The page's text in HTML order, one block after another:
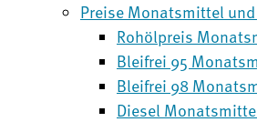
Preise Monatsmittel
Rohölpreis
Bleifrei 95
Bleifrei 98
Diesel